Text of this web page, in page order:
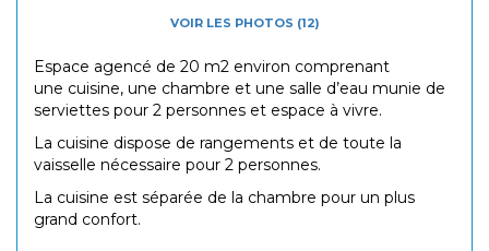
VOIR LES PHOTOS (12)
Espace agencé de 20 m2 environ comprenant
une cuisine, une chambre et une salle d’eau munie de
serviettes pour 2 personnes et espace à vivre.
La cuisine dispose de rangements et de toute la
vaisselle nécessaire pour 2 personnes.
La cuisine est séparée de la chambre pour un plus
grand confort.